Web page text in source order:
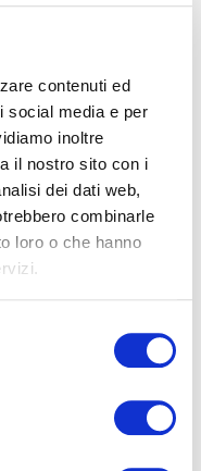
contenuti ed
social media e per
inoltre
il nostro sito con i
dei dati web,
combinarle
loro o che hanno
contrario. Il risultato è
parti.
dei sensori, ben sei, per
impressa dal ciclista.
Dati